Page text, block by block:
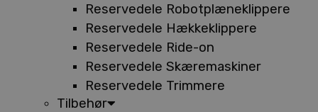
Reservedele Robotplæneklippere
Reservedele Hækkeklippere
Reservedele Ride-on
Reservedele Skæremaskiner
Reservedele Trimmere
Tilbehør